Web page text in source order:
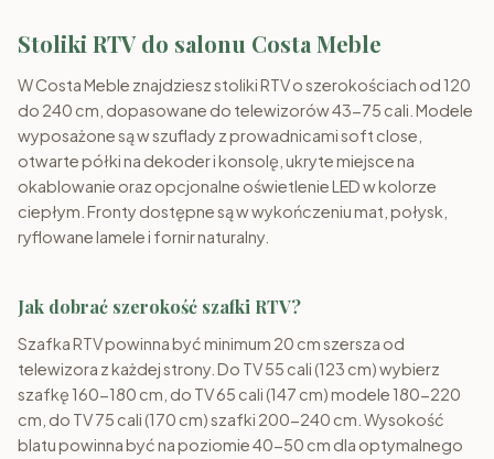
Stoliki RTV do salonu Costa Meble
W Costa Meble znajdziesz stoliki RTV o szerokościach od 120
do 240 cm, dopasowane do telewizorów 43-75 cali. Modele
wyposażone są w szuflady z prowadnicami soft close,
otwarte półki na dekoder i konsolę, ukryte miejsce na
okablowanie oraz opcjonalne oświetlenie LED w kolorze
ciepłym. Fronty dostępne są w wykończeniu mat, połysk,
ryflowane lamele i fornir naturalny.
Jak dobrać szerokość szafki RTV?
Szafka RTV powinna być minimum 20 cm szersza od
telewizora z każdej strony. Do TV 55 cali (123 cm) wybierz
szafkę 160-180 cm, do TV 65 cali (147 cm) modele 180-220
cm, do TV 75 cali (170 cm) szafki 200-240 cm. Wysokość
blatu powinna być na poziomie 40-50 cm dla optymalnego